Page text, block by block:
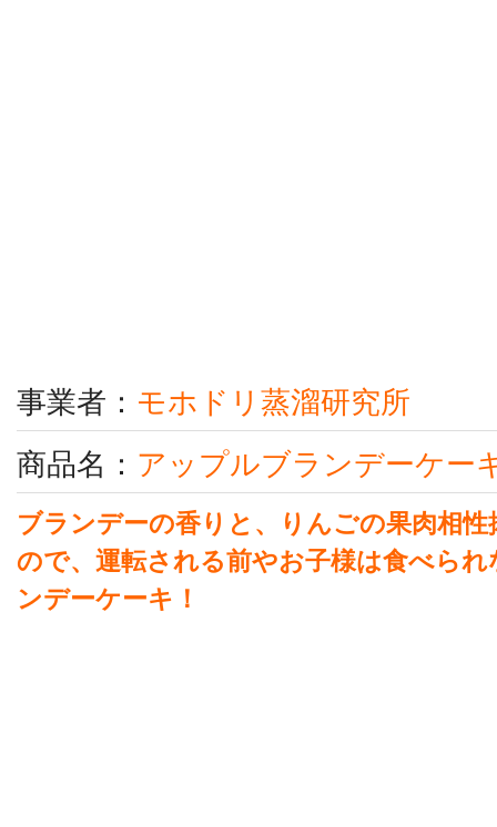
事業者： モホドリ蒸溜研究所
商品名： アップルブランデーケー
ブランデーの香りと、りんごの果肉相性
ので、運転される前やお子様は食べられ
ンデーケーキ！